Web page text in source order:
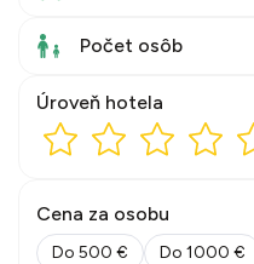
Počet osôb
Úroveň hotela
Cena za osobu
Do 500 € Do 1000 €